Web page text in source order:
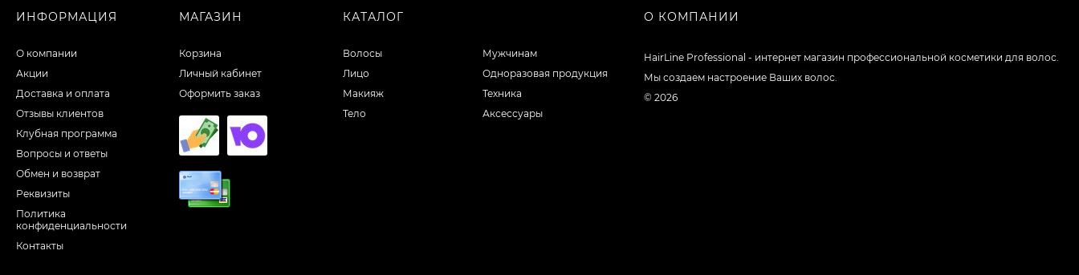
ИНФОРМАЦИЯ
О компании
Акции
Доставка и оплата
Отзывы клиентов
Клубная программа
Вопросы и ответы
Обмен и возврат
Реквизиты
Политика
конфиденциальности
Контакты
МАГАЗИН
Корзина
Личный кабинет
Оформить заказ
КАТАЛОГ
Волосы
Лицо
Макияж
Тело
Мужчинам
Одноразовая продукция
Техника
Аксессуары
О КОМПАНИИ
HairLine Professional - интернет магазин профессиональной косметики для волос.
Мы создаем настроение Ваших волос.
© 2026